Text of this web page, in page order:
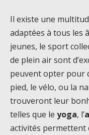
Il existe une
adaptées à tous les
jeunes, le sport
de plein air sont
peuvent opter pour
pied, le vélo, ou la
trouveront leur
telles que le yoga, l’
activités permettent